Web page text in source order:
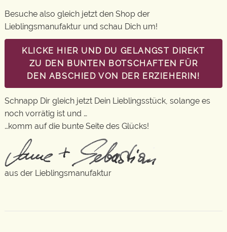
Besuche also gleich jetzt den Shop der
Lieblingsmanufaktur und schau Dich um!
KLICKE HIER UND DU GELANGST DIREKT
ZU DEN BUNTEN BOTSCHAFTEN FÜR
DEN ABSCHIED VON DER ERZIEHERIN!
Schnapp Dir gleich jetzt Dein Lieblingsstück, solange es
noch vorrätig ist und …
…komm auf die bunte Seite des Glücks!
aus der Lieblingsmanufaktur